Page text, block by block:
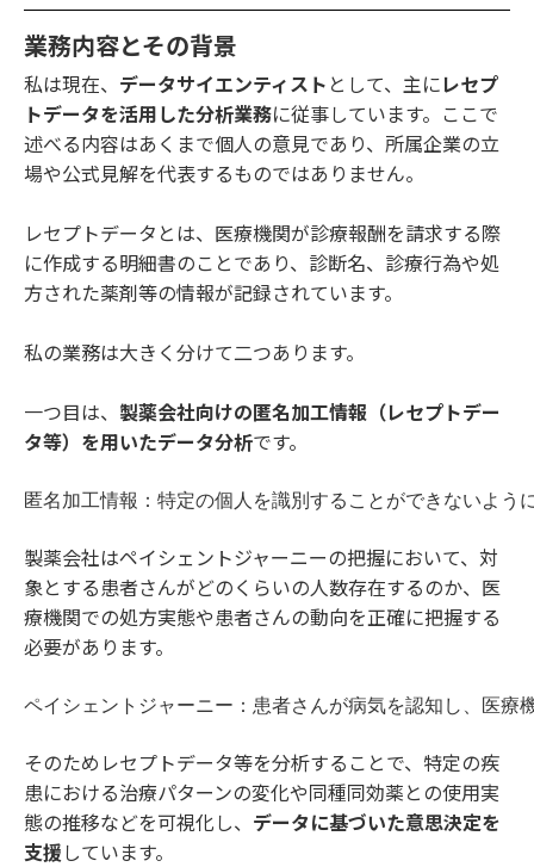
業務内容とその背景
私は現在、 データサイエンティスト として、主に レセプ
トデータを活用した分析業務に従事しています。ここで
述べる内容はあくまで個人の意見であり、所属企業の立
場や公式見解を代表するものではありません。
レセプトデータとは、医療機関が診療報酬を請求する際
に作成する明細書のことであり、診断名、診療行為や処
方された薬剤等の情報が記録されています。
私の業務は大きく分けて二つあります。
一つ目は、 製薬会社向けの匿名加工情報（レセプトデー
タ等）を用いたデータ分析です。
匿名加工情報：特定の個人を識別することができないよ
製薬会社はペイシェントジャーニーの把握において、対
象とする患者さんがどのくらいの人数存在するのか、医
療機関での処方実態や患者さんの動向を正確に把握する
必要があります。
ペイシェントジャーニー：患者さんが病気を認知し、医療
そのためレセプトデータ等を分析することで、特定の疾
患における治療パターンの変化や同種同効薬との使用実
態の推移などを可視化し、 データに基づいた意思決定を
支援 しています。